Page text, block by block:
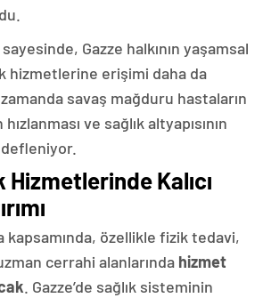
Gazze halkının yaşamsal
hizmetlerine erişimi daha da
savaş mağduru hastaların
ve sağlık altyapısının
Hizmetlerinde Kalıcı
kapsamında, özellikle fizik tedavi,
cerrahi alanlarında hizmet
. Gazze’de sağlık sisteminin